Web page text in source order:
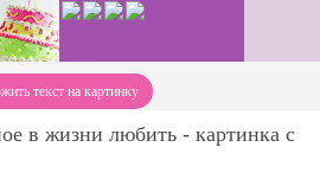
текст на картинку
в жизни любить - картинка с